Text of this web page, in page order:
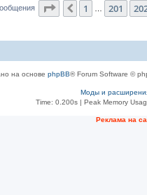
Страница 203из
Пред.
1 201
на основе phpBB® Forum Software ©
Моды и
Time: 0.200s| Peak Memory
Рeклама на